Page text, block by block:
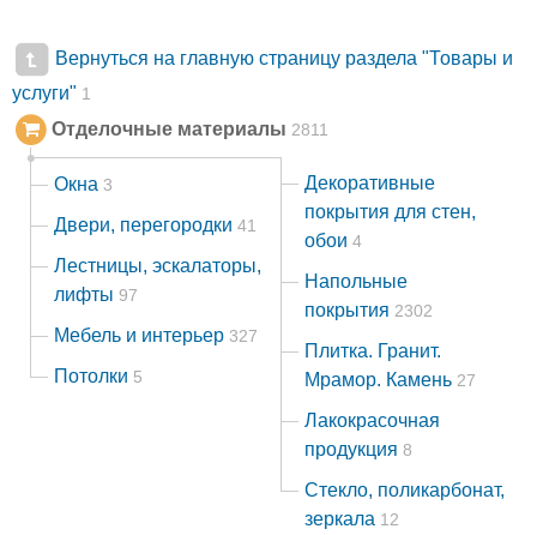
Вернуться на главную страницу раздела "Товары и
услуги" 1
Отделочные материалы 2811
Окна 3
Двери, перегородки 41
Лестницы, эскалаторы,
лифты 97
Мебель и интерьер 327
Потолки 5
Декоративные
покрытия для стен,
обои 4
Напольные
покрытия 2302
Плитка. Гранит.
Мрамор. Камень 27
Лакокрасочная
продукция 8
Стекло, поликарбонат,
зеркала 12